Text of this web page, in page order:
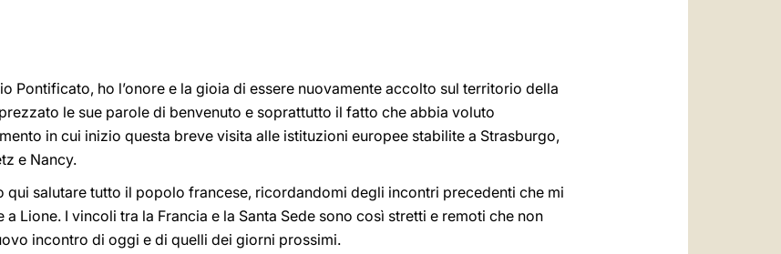
Pontificato, ho l’onore e la gioia di essere nuovamente accolto sul territorio della
le sue parole di benvenuto e soprattutto il fatto che abbia voluto
in cui inizio questa breve visita alle istituzioni europee stabilite a Strasburgo,
e Nancy.
qui salutare tutto il popolo francese, ricordandomi degli incontri precedenti che mi
Lione. I vincoli tra la Francia e la Santa Sede sono così stretti e remoti che non
incontro di oggi e di quelli dei giorni prossimi.